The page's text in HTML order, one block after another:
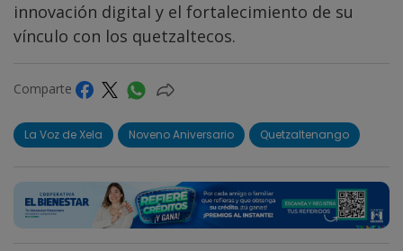
innovación digital y el fortalecimiento de su
vínculo con los quetzaltecos.
Comparte
La Voz de Xela Noveno Aniversario Quetzaltenango